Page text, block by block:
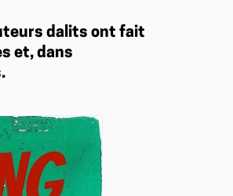
dalits ont fait
et, dans